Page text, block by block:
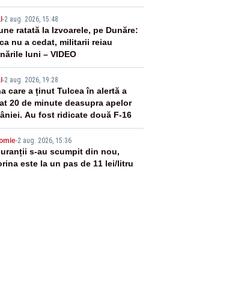
-2 aug. 2026, 15:48
ratată la Izvoarele, pe Dunăre:
nu a cedat, militarii reiau
luni – VIDEO
-2 aug. 2026, 19:28
care a ținut Tulcea în alertă a
20 de minute deasupra apelor
Au fost ridicate două F-16
-2 aug. 2026, 15:36
s-au scumpit din nou,
este la un pas de 11 lei/litru